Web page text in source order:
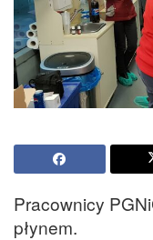
Pracownicy
płynem.